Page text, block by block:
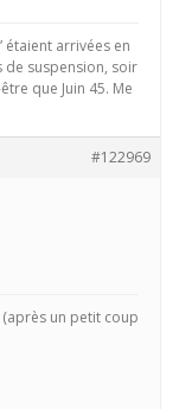
étaient arrivées en
suspension, soir
que Juin 45. Me
#122969
(après un petit coup